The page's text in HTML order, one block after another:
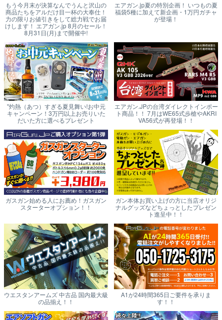
もう今月末が決算なんでうんと沢山の
商品たちをアルだけ目一杯の大奉仕！
力の限りお値引きをして総力戦でお届
けします！ エアガン.jp 8月のセール！
8月31日(月)まで開催中!
エアガン.jp夏の特別企画！ いつもの夏
福袋5種に加えて新企画・1万円ガチャ
が登場！
"灼熱（あつ）すぎる夏見舞い!お中元
キャンペーン！3万円以上お売りいた
だいた方に選べるプレゼント
エアガン.JPの台湾ダイレクトインポー
ト商品！！ 7月はWE65式歩槍やAKRI
VA56式が再登場！！
ガスガン始める人にお薦め！ガスガン
スターターオプション！！
ガン本体お買い上げの方に当店オリジ
ナルグッズなどちょっとしたプレゼン
ト進呈中！！
ウエスタンアームズ 中古品 国内最大級
の品揃え！！
A1が24時間365日ご要件を承りま
す！！